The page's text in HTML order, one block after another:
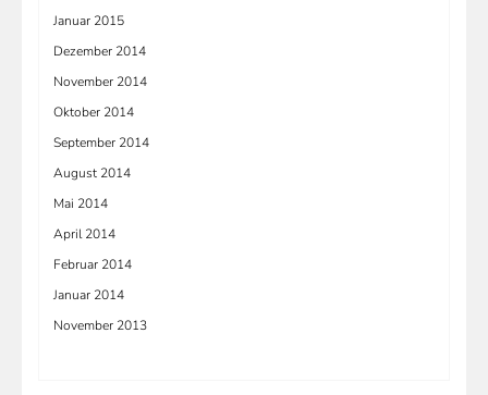
Januar 2015
Dezember 2014
November 2014
Oktober 2014
September 2014
August 2014
Mai 2014
April 2014
Februar 2014
Januar 2014
November 2013